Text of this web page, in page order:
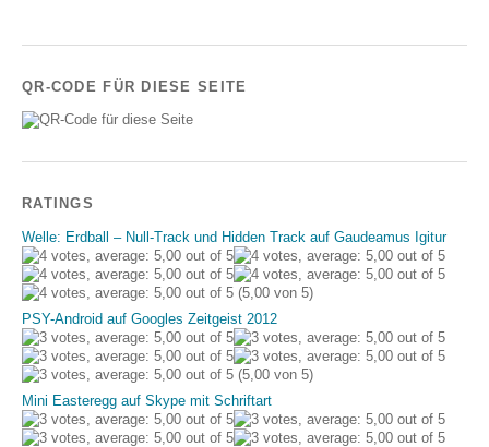
QR-CODE FÜR DIESE SEITE
RATINGS
Welle: Erdball – Null-Track und Hidden Track auf Gaudeamus Igitur
(5,00 von 5)
PSY-Android auf Googles Zeitgeist 2012
(5,00 von 5)
Mini Easteregg auf Skype mit Schriftart